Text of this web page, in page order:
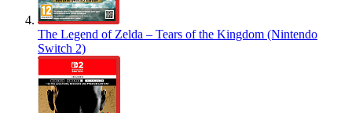
The Legend of Zelda – Tears of the Kingdom (Nintendo
Switch 2)